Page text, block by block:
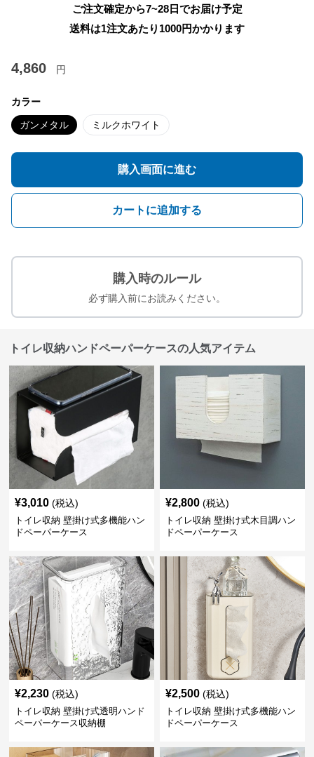
ご注文確定から7~28日でお届け予定
送料は1注文あたり 1000円かかります
4,860 円
カラー
ガンメタル ミルクホワイト
購入画面に進む
カートに追加する
購入時のルール
必ず購入前にお読みください。
トイレ収納ハンドペーパーケースの人気アイテム
¥3,010 (税込)
トイレ収納 壁掛け式多機能ハン
ドペーパーケース
¥2,800 (税込)
トイレ収納 壁掛け式木目調ハン
ドペーパーケース
¥2,230 (税込)
トイレ収納 壁掛け式透明ハンド
ペーパーケース収納棚
¥2,500 (税込)
トイレ収納 壁掛け式多機能ハン
ドペーパーケース